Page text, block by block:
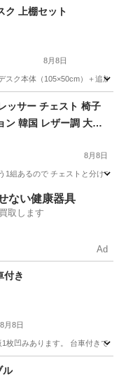
ク 上棚セット
8月8日
スク本体（105×50cm）＋追加
ッサー チェスト 椅子
ン 韓国 レザー調 大理
8月8日
1組あるので チェストと分け
ない健康器具
取します
Ad
付き
8月8日
枚凹みあります。 台車付きで
ル